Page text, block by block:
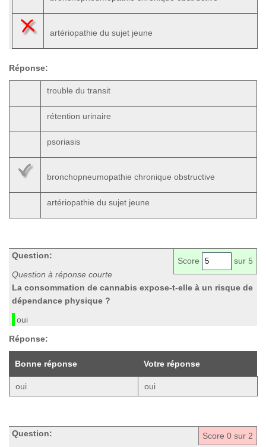
artériopathie du sujet jeune
Réponse:
trouble du transit
rétention urinaire
psoriasis
bronchopneumopathie chronique obstructive
artériopathie du sujet jeune
Score sur 5
Question:
Question à réponse courte
La consommation de cannabis expose-t-elle à un risque de
dépendance physique ?
oui
Réponse:
Bonne réponse Votre réponse
oui oui
Score 0 sur 2
Question: